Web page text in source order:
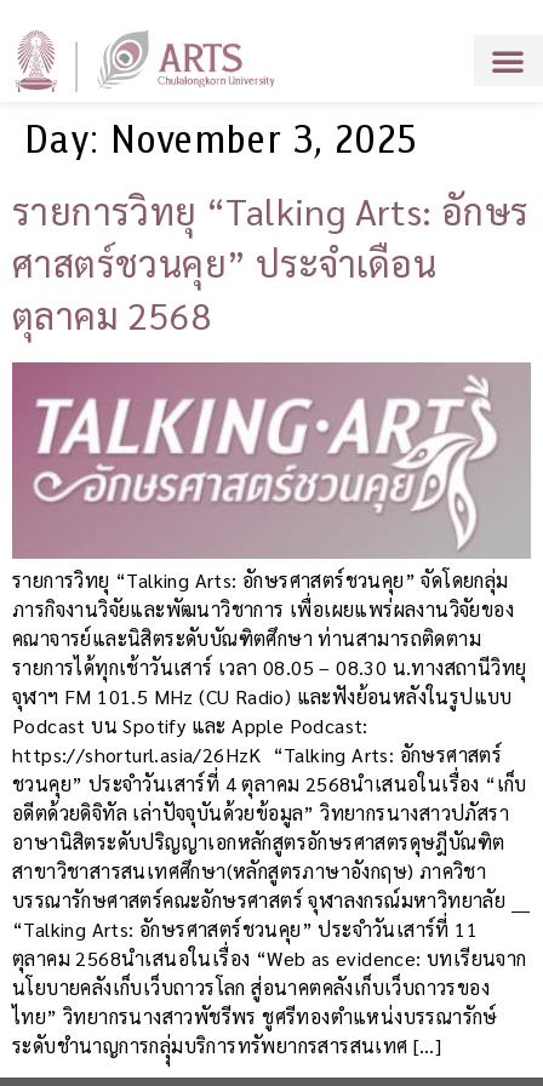
Day: November 3, 2025
รายการวิทยุ “Talking Arts: อักษร
ศาสตร์ชวนคุย” ประจำเดือน
ตุลาคม 2568
รายการวิทยุ “Talking Arts: อักษรศาสตร์ชวนคุย” จัดโดยกลุ่ม
ภารกิจงานวิจัยและพัฒนาวิชาการ เพื่อเผยแพร่ผลงานวิจัยของ
คณาจารย์และนิสิตระดับบัณฑิตศึกษา ท่านสามารถติดตาม
รายการได้ทุกเช้าวันเสาร์ เวลา 08.05 – 08.30 น.ทางสถานีวิทยุ
จุฬาฯ FM 101.5 MHz (CU Radio) และฟังย้อนหลังในรูปแบบ
Podcast บน Spotify และ Apple Podcast:
https://shorturl.asia/26HzK “Talking Arts: อักษรศาสตร์
ชวนคุย” ประจำวันเสาร์ที่ 4 ตุลาคม 2568นำเสนอในเรื่อง “เก็บ
อดีตด้วยดิจิทัล เล่าปัจจุบันด้วยข้อมูล” วิทยากรนางสาวปภัสรา
อาษานิสิตระดับปริญญาเอกหลักสูตรอักษรศาสตรดุษฎีบัณฑิต
สาขาวิชาสารสนเทศศึกษา(หลักสูตรภาษาอังกฤษ) ภาควิชา
บรรณารักษศาสตร์คณะอักษรศาสตร์ จุฬาลงกรณ์มหาวิทยาลัย ___
“Talking Arts: อักษรศาสตร์ชวนคุย” ประจำวันเสาร์ที่ 11
ตุลาคม 2568นำเสนอในเรื่อง “Web as evidence: บทเรียนจาก
นโยบายคลังเก็บเว็บถาวรโลก สู่อนาคตคลังเก็บเว็บถาวรของ
ไทย” วิทยากรนางสาวพัชรีพร ชูศรีทองตำแหน่งบรรณารักษ์
ระดับชำนาญการกลุุ่มบริการทรัพยากรสารสนเทศ […]